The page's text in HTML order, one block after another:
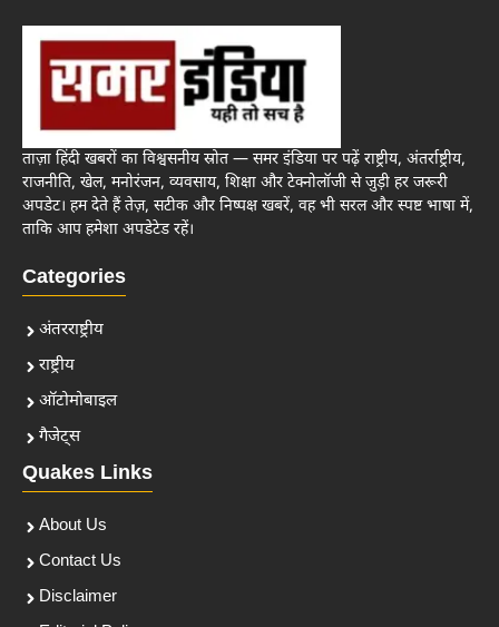
ताज़ा हिंदी खबरों का विश्वसनीय स्रोत — समर इंडिया पर पढ़ें राष्ट्रीय, अंतर्राष्ट्रीय,
राजनीति, खेल, मनोरंजन, व्यवसाय, शिक्षा और टेक्नोलॉजी से जुड़ी हर जरूरी
अपडेट। हम देते हैं तेज़, सटीक और निष्पक्ष खबरें, वह भी सरल और स्पष्ट भाषा में,
ताकि आप हमेशा अपडेटेड रहें।
Categories
अंतरराष्ट्रीय
राष्ट्रीय
ऑटोमोबाइल
गैजेट्स
Quakes Links
About Us
Contact Us
Disclaimer